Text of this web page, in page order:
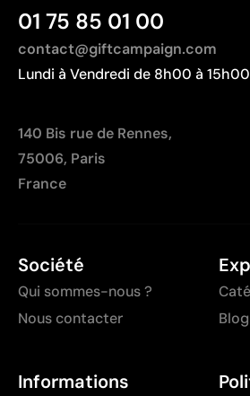
01 75 85 01 00
contact@giftcampaign.com
Lundi à Vendredi de 8h00 à 15h00
140 Bis rue de Rennes,
75006, Paris
France
Société
Qui sommes-nous ?
Nous contacter
Blog
Informations